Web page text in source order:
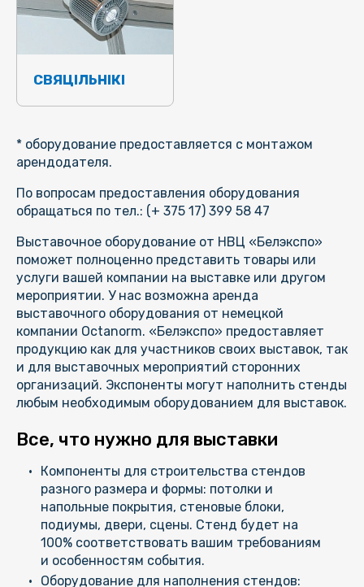
СВЯЦІЛЬНІКІ
* оборудование предоставляется с монтажом
арендодателя.
По вопросам предоставления оборудования
обращаться по тел.: (+ 375 17) 399 58 47
Выставочное оборудование от НВЦ «Белэкспо»
поможет полноценно представить товары или
услуги вашей компании на выставке или другом
мероприятии. У нас возможна аренда
выставочного оборудования от немецкой
компании Octanorm. «Белэкспо» предоставляет
продукцию как для участников своих выставок, так
и для выставочных мероприятий сторонних
организаций. Экспоненты могут наполнить стенды
любым необходимым оборудованием для выставок.
Все, что нужно для выставки
Компоненты для строительства стендов
разного размера и формы: потолки и
напольные покрытия, стеновые блоки,
подиумы, двери, сцены. Стенд будет на
100% соответствовать вашим требованиям
и особенностям события.
Оборудование для наполнения стендов: